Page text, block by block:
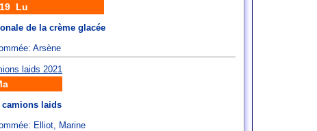
19 Lu
de la crème glacée
Arsène
camions laids
Elliot Marine